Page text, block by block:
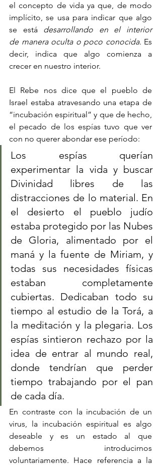
el concepto de vida ya que, de modo
implícito, se usa para indicar que algo
se está desarrollando en el interior
de manera oculta o poco conocida. Es
decir, indica que algo comienza a
crecer en nuestro interior.
El Rebe nos dice que el pueblo de
Israel estaba atravesando una etapa de
“incubación espiritual” y que de hecho,
el pecado de los espías tuvo que ver
con no querer abondar ese período:
Los espías querían
experimentar la vida y buscar
Divinidad libres de las
distracciones de lo material. En
el desierto el pueblo judío
estaba protegido por las Nubes
de Gloria, alimentado por el
maná y la fuente de Miriam, y
todas sus necesidades físicas
estaban completamente
cubiertas. Dedicaban todo su
tiempo al estudio de la Torá, a
la meditación y la plegaria. Los
espías sintieron rechazo por la
idea de entrar al mundo real,
donde tendrían que perder
tiempo trabajando por el pan
de cada día.
En contraste con la incubación de un
virus, la incubación espiritual es algo
deseable y es un estado al que
debemos introducirnos
voluntariamente. Hace referencia a la